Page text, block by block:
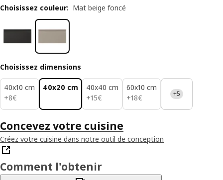
Choisissez couleur: Mat beige foncé
Choisissez dimensions
40x10 cm
+8€
8€
40x20 cm
40x40 cm
+15€
15€
60x10 cm
+18€
18€ +5
Concevez votre cuisine
Créez votre cuisine dans notre outil de conception
Comment l'obtenir